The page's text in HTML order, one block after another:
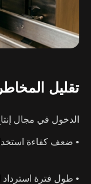
تقليل
الدخول في مجال
• ضعف كفاءة
• طول فترة استرداد